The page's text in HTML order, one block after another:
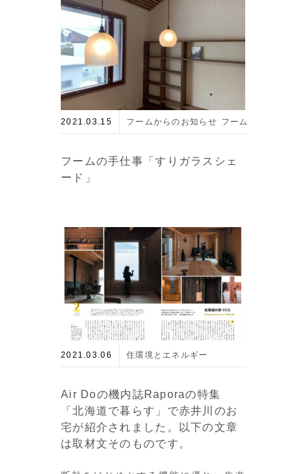
2021.03.15 フームからのお知らせ フームの手仕事
フームの手仕事「すりガラスシェ
ード」
2021.03.06 住環境とエネルギー
Air Doの機内誌Raporaの特集
「北海道で暮らす」で赤井川のお
宅が紹介されました。以下の文章
は取材文そのものです。